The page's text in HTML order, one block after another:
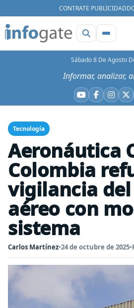
CONTRATE PUBLICIDAD
Sábado 8 De Agosto
Informar, analizar,
YouTube
Facebook
X
Tecnología
Aeronáutica
Colombia
vigilancia
aéreo con
sistema
Carlos Martínez•24 de octubre de 2025•